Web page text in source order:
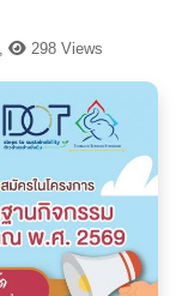
298 Views